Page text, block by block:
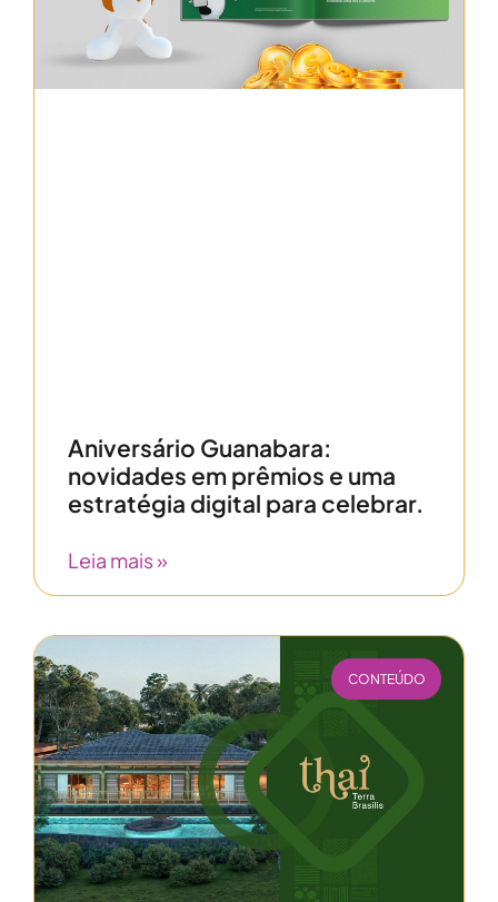
Aniversário Guanabara:
novidades em prêmios e uma
estratégia digital para celebrar.
Leia mais »
CONTEÚDO